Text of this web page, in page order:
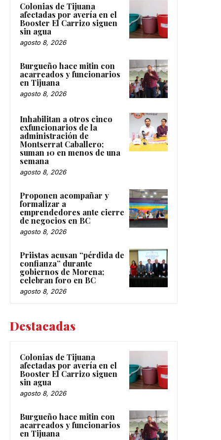
Colonias de Tijuana
afectadas por avería en el
Booster El Carrizo siguen
sin agua
agosto 8, 2026
Burgueño hace mitin con
acarreados y funcionarios
en Tijuana
agosto 8, 2026
Inhabilitan a otros cinco
exfuncionarios de la
administración de
Montserrat Caballero;
suman 10 en menos de una
semana
agosto 8, 2026
Proponen acompañar y
formalizar a
emprendedores ante cierre
de negocios en BC
agosto 8, 2026
Priistas acusan “pérdida de
confianza” durante
gobiernos de Morena;
celebran foro en BC
agosto 8, 2026
Destacadas
Colonias de Tijuana
afectadas por avería en el
Booster El Carrizo siguen
sin agua
agosto 8, 2026
Burgueño hace mitin con
acarreados y funcionarios
en Tijuana